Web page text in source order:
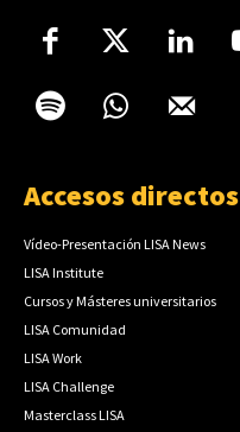
Accesos directos
Vídeo-Presentación LISA News
LISA Institute
Cursos y Másteres universitarios
LISA Comunidad
LISA Work
LISA Challenge
Masterclass LISA